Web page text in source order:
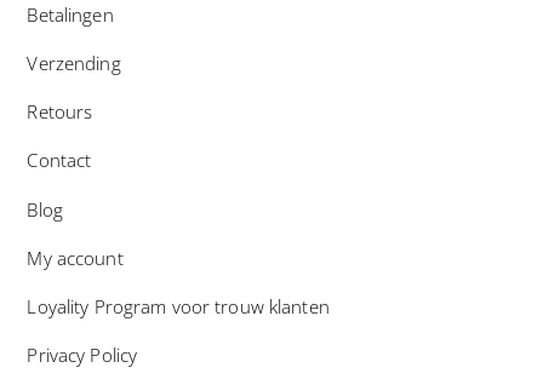
Betalingen
Verzending
Retours
Contact
Blog
My account
Loyality Program voor trouw klanten
Privacy Policy